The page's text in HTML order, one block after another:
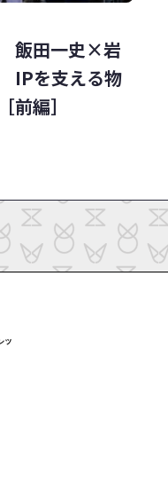
飯田一史×岩
IPを支える物
前編］